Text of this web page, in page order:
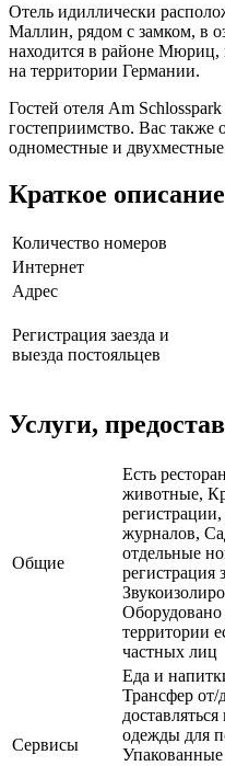
Отель идиллически
Маллин, рядом с замком, в
находится в районе Мюриц,
на территории Германии.
Гостей отеля Am
гостеприимство. Вас
одноместные и
Краткое
Количество номеров
Интернет
Адрес
Регистрация заезда и
выезда постояльцев
Услуги,
Общие
Есть
животные,
журналов,
отдельные
регистрация
территории
частных лиц
Сервисы
Еда и
Трансфер от/
одежды для